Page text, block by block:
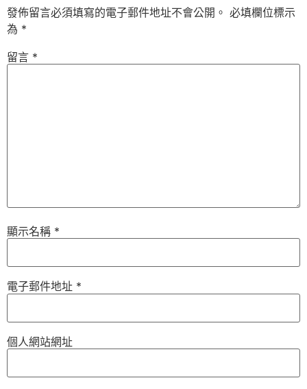
發佈留言必須填寫的電子郵件地址不會公開。 必填欄位標示
為 *
留言 *
顯示名稱 *
電子郵件地址 *
個人網站網址